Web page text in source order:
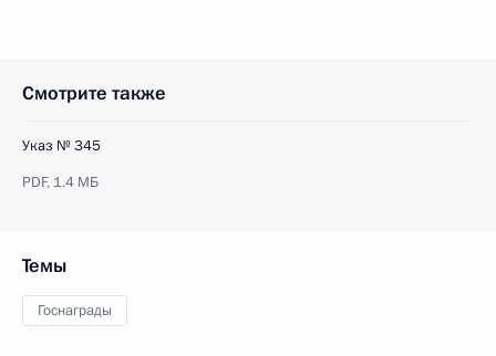
Смотрите также
Указ № 345
PDF, 1.4 МБ
Темы
Госнаграды